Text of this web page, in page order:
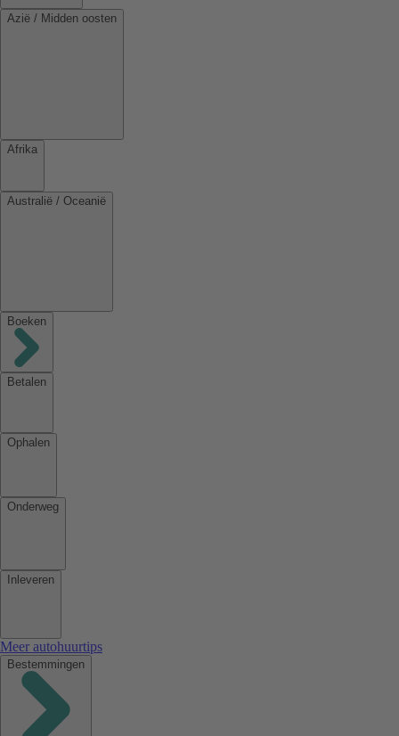
Azië / Midden oosten
Afrika
Australië / Oceanië
Boeken
Betalen
Ophalen
Onderweg
Inleveren
Meer autohuurtips
Bestemmingen